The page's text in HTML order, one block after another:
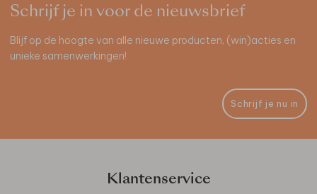
Schrijf je in voor de nieuwsbrief
Blijf op de hoogte van alle nieuwe producten, (win)acties en
unieke samenwerkingen!
Schrijf je nu in
Klantenservice